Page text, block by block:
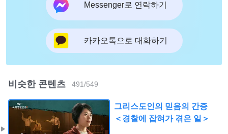
Messenger로 연락하기
카카오톡으로 대화하기
비슷한 콘텐츠 491/549
그리스도인의 믿음의 간증
＜경찰에 잡혀가 겪은 일＞